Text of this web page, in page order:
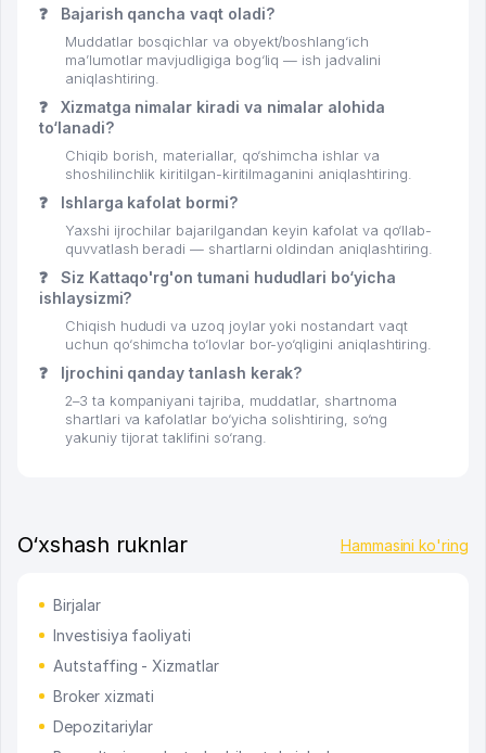
❓ Bajarish qancha vaqt oladi?
Muddatlar bosqichlar va obyekt/boshlang‘ich
ma’lumotlar mavjudligiga bog‘liq — ish jadvalini
aniqlashtiring.
❓
Xizmatga nimalar kiradi va nimalar alohida
to‘lanadi?
Chiqib borish, materiallar, qo‘shimcha ishlar va
shoshilinchlik kiritilgan-kiritilmaganini aniqlashtiring.
❓ Ishlarga kafolat bormi?
Yaxshi ijrochilar bajarilgandan keyin kafolat va qo‘llab-
quvvatlash beradi — shartlarni oldindan aniqlashtiring.
❓
Siz Kattaqo'rg'on tumani hududlari bo‘yicha
ishlaysizmi?
Chiqish hududi va uzoq joylar yoki nostandart vaqt
uchun qo‘shimcha to‘lovlar bor-yo‘qligini aniqlashtiring.
❓ Ijrochini qanday tanlash kerak?
2–3 ta kompaniyani tajriba, muddatlar, shartnoma
shartlari va kafolatlar bo‘yicha solishtiring, so‘ng
yakuniy tijorat taklifini so‘rang.
O‘xshash ruknlar Hammasini ko'ring
Birjalar
Investisiya faoliyati
Autstaffing - Xizmatlar
Broker xizmati
Depozitariylar